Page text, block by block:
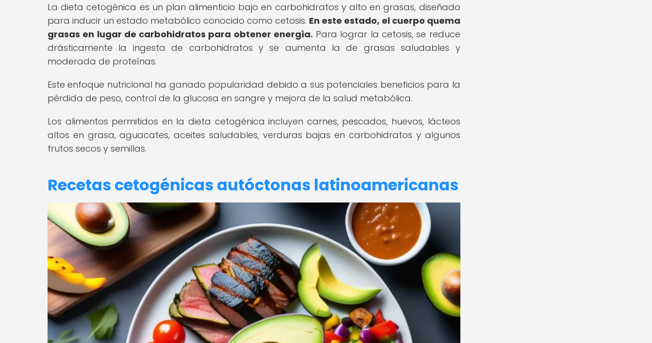
La dieta cetogénica es un plan alimenticio bajo en carbohidratos y alto en grasas, diseñado
para inducir un estado metabólico conocido como cetosis. En este estado, el cuerpo quema
grasas en lugar de carbohidratos para obtener energía. Para lograr la cetosis, se reduce
drásticamente la ingesta de carbohidratos y se aumenta la de grasas saludables y
moderada de proteínas.
Este enfoque nutricional ha ganado popularidad debido a sus potenciales beneficios para la
pérdida de peso, control de la glucosa en sangre y mejora de la salud metabólica.
Los alimentos permitidos en la dieta cetogénica incluyen carnes, pescados, huevos, lácteos
altos en grasa, aguacates, aceites saludables, verduras bajas en carbohidratos y algunos
frutos secos y semillas.
Recetas cetogénicas autóctonas latinoamericanas